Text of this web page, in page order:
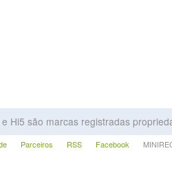
Hi5 são marcas registradas
Parceiros RSS Facebook